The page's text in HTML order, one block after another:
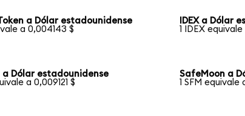
a Dólar estadounidense
a 0,004143 $
IDEX a Dólar
1 IDEX
a Dólar estadounidense
a 0,009121 $
SafeMoon a
1 SFM equivale